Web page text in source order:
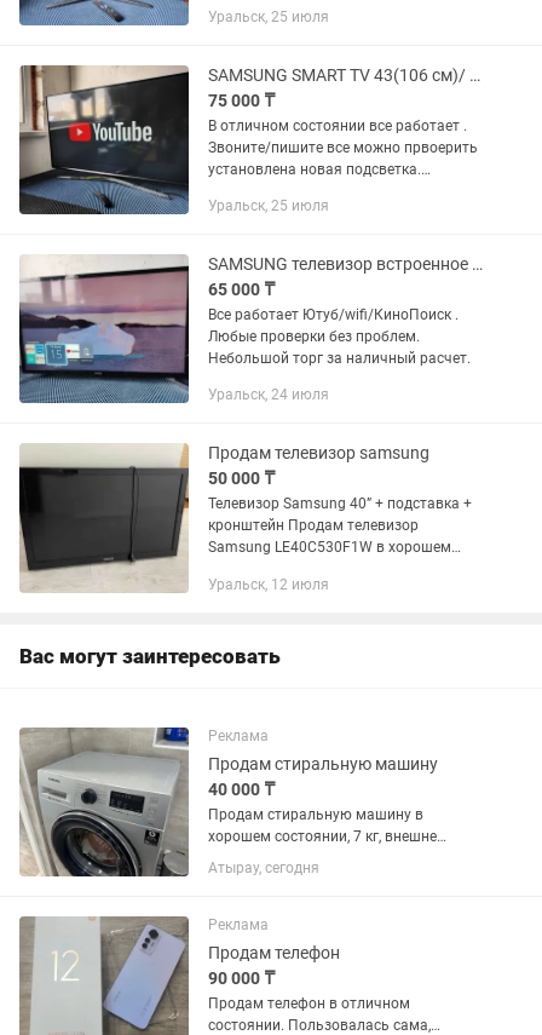
комплекте. За наличный расчет
Уральск, 25 июля
SAMSUNG SMART TV 43(106 см)/ Youtube/wifi/интернет/КиноПоиск и прочее.
75 000 ₸
В отличном состоянии все работает .
Звоните/пишите все можно првоерить
установлена новая подсветка.
нету,звук громкий, пульт и ножка в
Уральск, 25 июля
SAMSUNG телевизор встроенное SMART TV/ БУ оригинал/в отличном с-ии.
65 000 ₸
Все работает Ютуб/wifi/КиноПоиск .
Любые проверки без проблем.
Небольшой торг за наличный расчет.
Уральск, 24 июля
Продам телевизор samsung
50 000 ₸
Телевизор Samsung 40” + подставка +
кронштейн Продам телевизор
Samsung LE40C530F1W в хорошем
— 40 дюймов. Отличное качество
Уральск, 12 июля
Вас могут заинтересовать
Реклама
Продам стиральную машину
40 000 ₸
Продам стиральную машину в
хорошем состоянии, 7 кг, внешне
только есть пятна, есть торг
Атырау, сегодня
Реклама
Продам телефон
90 000 ₸
Продам телефон в отличном
состоянии. Пользовалась сама,